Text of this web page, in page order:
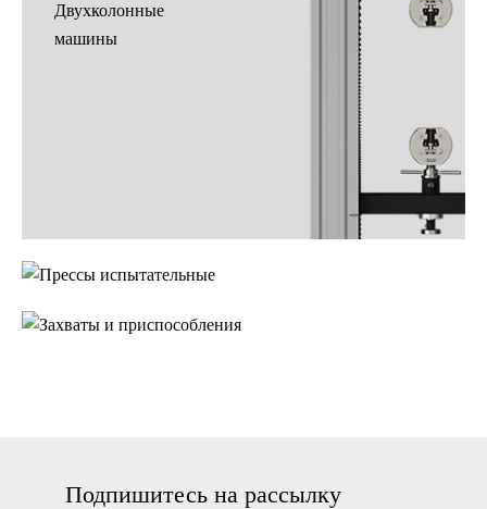
Двухколонные
машины
испытательные
Подпишитесь на рассылку